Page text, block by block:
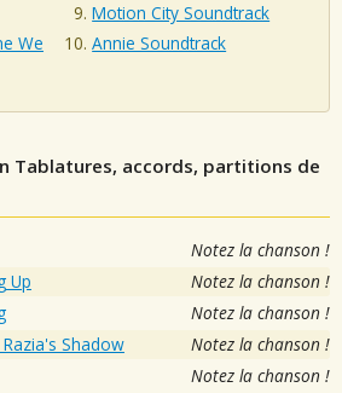
We
Motion City Soundtrack
Annie Soundtrack
Tablatures, accords, partitions de
Notez la chanson !
Up Notez la chanson !
Notez la chanson !
Shadow Notez la chanson !
Notez la chanson !